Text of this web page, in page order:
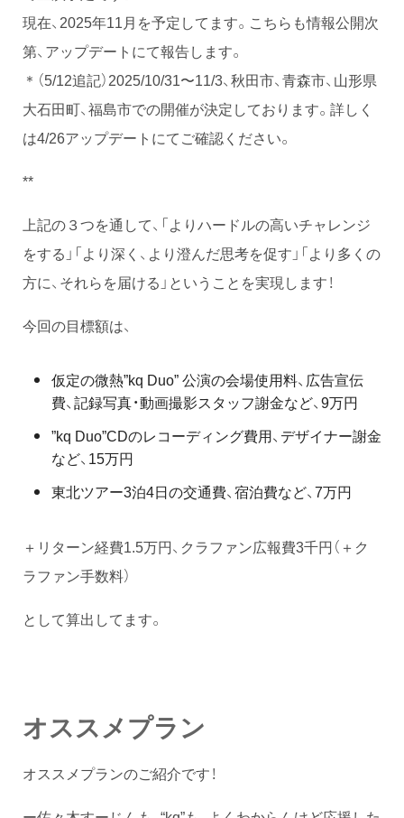
現在、2025年11月を予定してます。こちらも情報公開次
第、アップデートにて報告します。
＊（5/12追記）2025/10/31〜11/3、秋田市、青森市、山形県
大石田町、福島市での開催が決定しております。詳しく
は4/26アップデートにてご確認ください。
**
上記の３つを通して、「よりハードルの高いチャレンジ
をする」「より深く、より澄んだ思考を促す」「より多くの
方に、それらを届ける」ということを実現します！
今回の目標額は、
仮定の微熱”kq Duo” 公演の会場使用料、広告宣伝
費、記録写真・動画撮影スタッフ謝金など、9万円
”kq Duo”CDのレコーディング費用、デザイナー謝金
など、15万円
東北ツアー3泊4日の交通費、宿泊費など、7万円
＋リターン経費1.5万円、クラファン広報費3千円（＋ク
ラファン手数料）
として算出してます。
オススメプラン
オススメプランのご紹介です！